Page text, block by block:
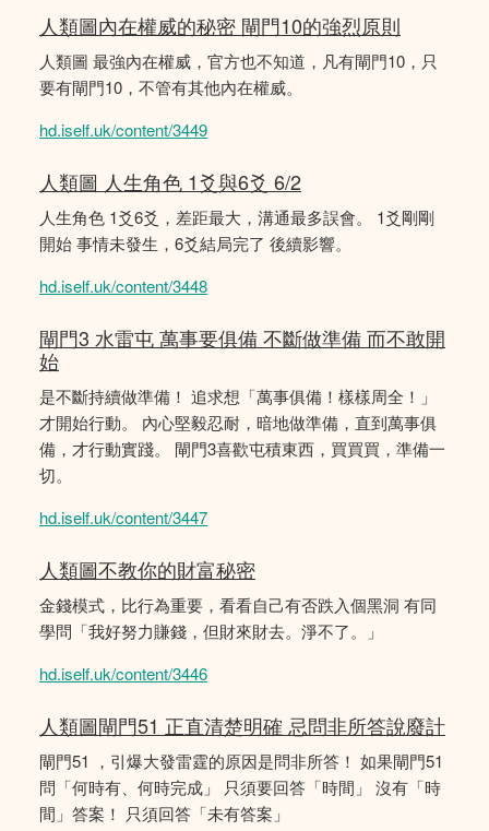
人類圖內在權威的秘密 閘門10的強烈原則
人類圖 最強內在權威，官方也不知道，凡有閘門10，只
要有閘門10，不管有其他內在權威。
hd.iself.uk/content/3449
人類圖 人生角色 1爻與6爻 6/2
人生角色 1爻6爻，差距最大，溝通最多誤會。 1爻剛剛
開始 事情未發生，6爻結局完了 後續影響。
hd.iself.uk/content/3448
閘門3 水雷屯 萬事要俱備 不斷做準備 而不敢開
始
是不斷持續做準備！ 追求想「萬事俱備！樣樣周全！」
才開始行動。 內心堅毅忍耐，暗地做準備，直到萬事俱
備，才行動實踐。 閘門3喜歡屯積東西，買買買，準備一
切。
hd.iself.uk/content/3447
人類圖不教你的財富秘密
金錢模式，比行為重要，看看自己有否跌入個黑洞 有同
學問「我好努力賺錢，但財來財去。淨不了。」
hd.iself.uk/content/3446
人類圖閘門51 正直清楚明確 忌問非所答說廢計
閘門51 ，引爆大發雷霆的原因是問非所答！ 如果閘門51
問「何時有、何時完成」 只須要回答「時間」 沒有「時
間」答案！ 只須回答「未有答案」